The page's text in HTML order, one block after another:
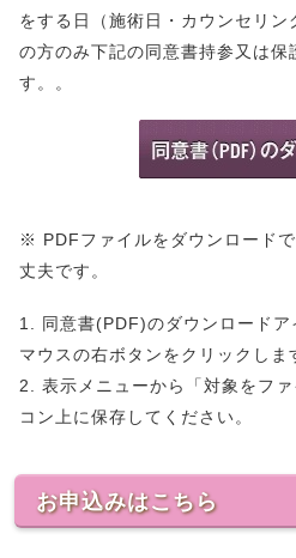
をする日（施術日・カウンセリ
の方のみ下記の同意書持参又は保
す。。
※ PDFファイルをダウンロード
丈夫です。
1. 同意書(PDF)のダウンロードア
マウスの右ボタンをクリックしま
2. 表示メニューから「対象をフ
コン上に保存してください。
お申込みはこちら